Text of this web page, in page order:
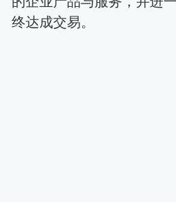
终达成交易。